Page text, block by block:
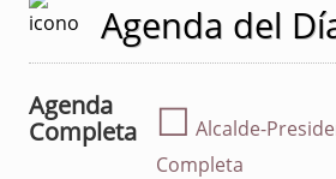
Agenda del
Agenda
Completa
☐ Alcalde-
Completa